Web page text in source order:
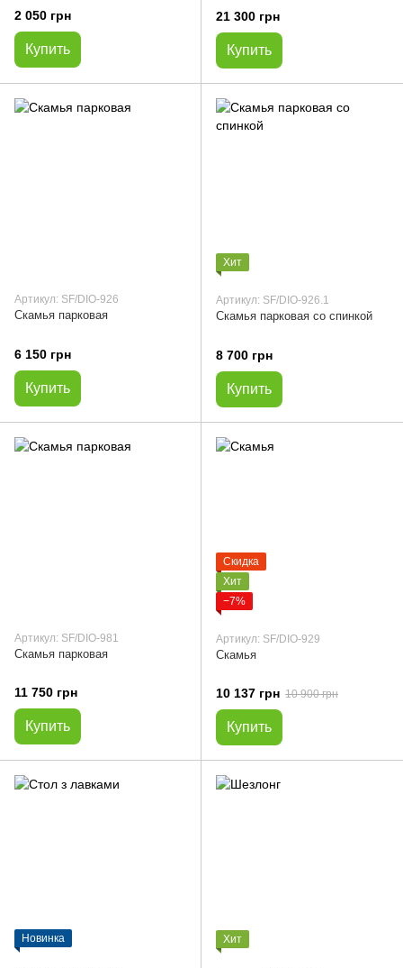
2 050 грн
Купить
21 300 грн
Купить
Артикул: SF/DIO-926
Скамья парковая
6 150 грн
Купить
Хит
Артикул: SF/DIO-926.1
Скамья парковая со спинкой
8 700 грн
Купить
Артикул: SF/DIO-981
Скамья парковая
11 750 грн
Купить
Скидка
Хит
−7%
Артикул: SF/DIO-929
Скамья
10 137 грн 10 900 грн
Купить
Новинка Хит